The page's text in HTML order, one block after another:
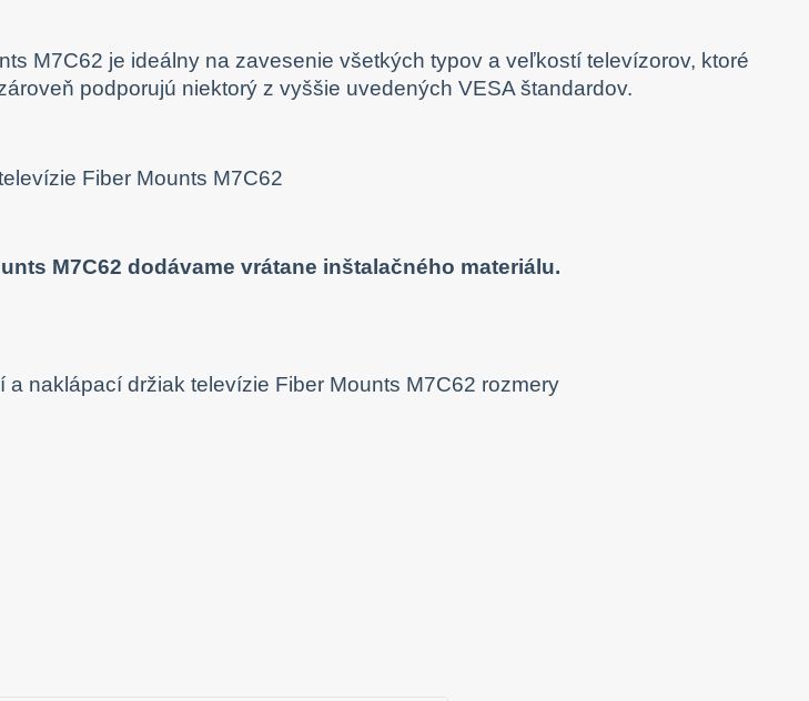
M7C62 je ideálny na zavesenie všetkých typov a veľkostí televízorov, ktoré
podporujú niektorý z vyššie uvedených VESA štandardov.
M7C62 dodávame vrátane inštalačného materiálu.